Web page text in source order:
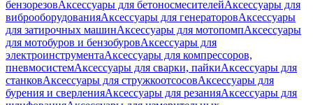
бензорезовАксессуары для бетоносмесителейАксессуары для
виброоборудованияАксессуары для генераторовАксессуары
для затирочных машинАксессуары для мотопомпАксессуары
для мотобуров и бензобуровАксессуары для
электроинструментаАксессуары для компрессоров,
пневмосистемАксессуары для сварки, пайкиАксессуары для
станковАксессуары для стружкоотсосовАксессуары для
бурения и сверленияАксессуары для резанияАксессуары для